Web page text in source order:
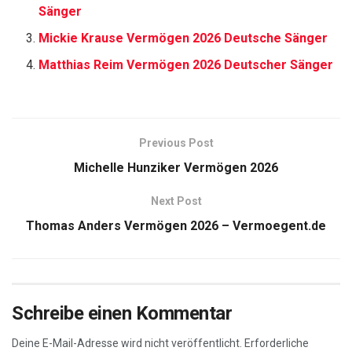
Sänger
Mickie Krause Vermögen 2026 Deutsche Sänger
Matthias Reim Vermögen 2026 Deutscher Sänger
Previous Post
Michelle Hunziker Vermögen 2026
Next Post
Thomas Anders Vermögen 2026 – Vermoegent.de
Schreibe einen Kommentar
Deine E-Mail-Adresse wird nicht veröffentlicht. Erforderliche